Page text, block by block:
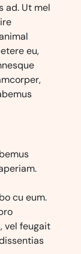
ad. Ut mel
eu,
cu eum.
vel feugait